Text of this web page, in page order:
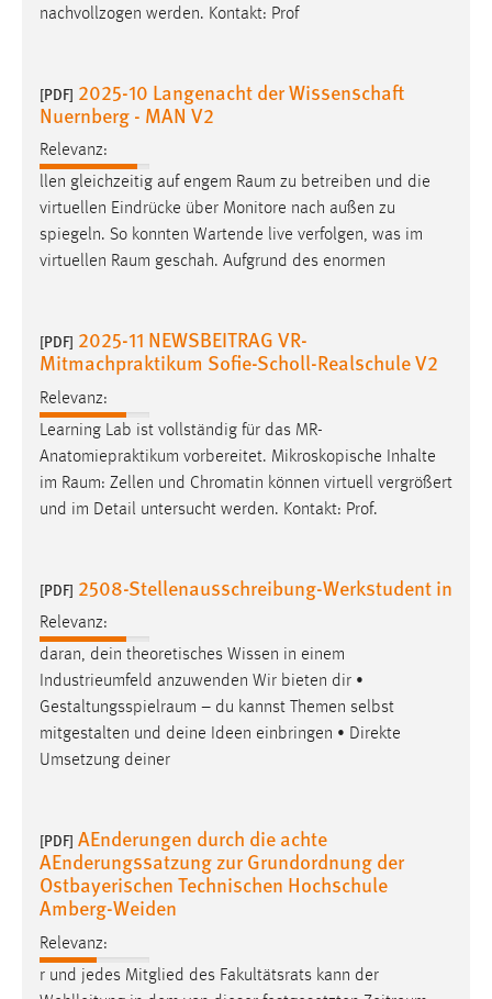
nachvollzogen werden. Kontakt: Prof
[PDF] 2025-10 Langenacht der Wissenschaft
Nuernberg - MAN V2
Relevanz:
llen gleichzeitig auf engem Raum zu betreiben und die
virtuellen Eindrücke über Monitore nach außen zu
spiegeln. So konnten Wartende live verfolgen, was im
virtuellen Raum geschah. Aufgrund des enormen
[PDF] 2025-11 NEWSBEITRAG VR-
Mitmachpraktikum Sofie-Scholl-Realschule V2
Relevanz:
Learning Lab ist vollständig für das MR-
Anatomiepraktikum vorbereitet. Mikroskopische Inhalte
im Raum: Zellen und Chromatin können virtuell vergrößert
und im Detail untersucht werden. Kontakt: Prof.
[PDF] 2508-Stellenausschreibung-Werkstudent in
Relevanz:
daran, dein theoretisches Wissen in einem
Industrieumfeld anzuwenden Wir bieten dir •
Gestaltungsspielraum – du kannst Themen selbst
mitgestalten und deine Ideen einbringen • Direkte
Umsetzung deiner
[PDF] AEnderungen durch die achte
AEnderungssatzung zur Grundordnung der
Ostbayerischen Technischen Hochschule
Amberg-Weiden
Relevanz:
r und jedes Mitglied des Fakultätsrats kann der
Cookie Laufzeit:
24 Stunden
STATISTIK
Statistik Cookies erfassen Informationen anonym.
Matomo
Name:
_pk_ref, _pk_cvar, _pk_id, _pk_ses
Zweck:
Zugriffsstatistik
MARKETING
verwendet, um personalisierte Werbung anzuzeigen.
Sie tun dies, indem sie Besucher über Websites
hinweg verfolgen.
Google Ads
Name:
_gcl_au
Google Ireland Limited